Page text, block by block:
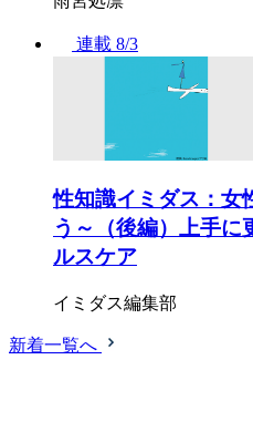
連載 8/3
性知識イミダス：女
う～（後編）上手に
ルスケア
イミダス編集部
新着一覧へ